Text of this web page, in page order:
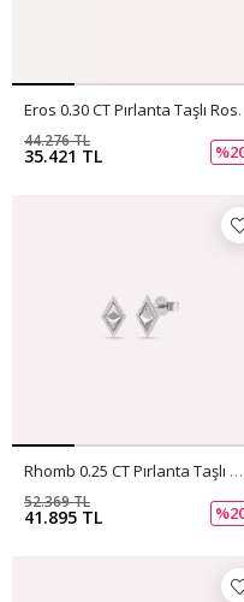
Eros 0.30
35.421 TL
44.276 TL
Rhomb 0.25 CT Pırlanta Taşlı Beyaz Altın Küpe
41.895 TL
52.369 TL